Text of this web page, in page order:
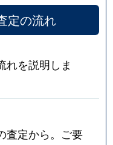
定の流れ
れを説明しま
査定から。ご要